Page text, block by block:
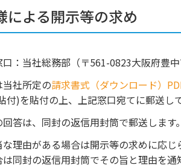
による開示等の求め
口：当社総務部（〒561-0823大阪府豊
当社所定の請求書式（ダウンロード）
付)を貼付の上、上記窓口宛てに郵送し
回答は、同封の返信用封筒で郵送します。
理由がある場合は開示等の求めに応じ
同封の返信用封筒でその旨と理由を通